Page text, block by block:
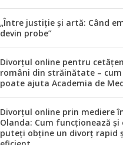
„Între justiție și artă: Când
devin probe”
Divorțul online pentru
români din străinătate – cum
poate ajuta Academia de
Divorțul online prin mediere
Olanda: Cum funcționează și
puteți obține un divorț rapid